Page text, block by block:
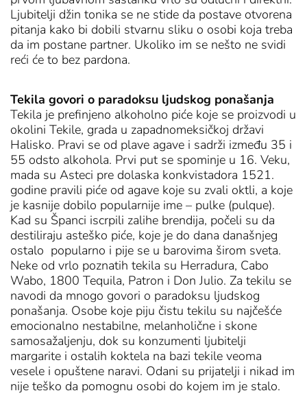
Ljubitelji džin tonika se ne stide da postave otvorena
pitanja kako bi dobili stvarnu sliku o osobi koja treba
da im postane partner. Ukoliko im se nešto ne svidi
reći će to bez pardona.
Tekila govori o paradoksu ljudskog ponašanja
Tekila je prefinjeno alkoholno piće koje se proizvodi u
okolini Tekile, grada u zapadnomeksičkoj državi
Halisko. Pravi se od plave agave i sadrži između 35 i
55 odsto alkohola. Prvi put se spominje u 16. Veku,
mada su Asteci pre dolaska konkvistadora 1521.
godine pravili piće od agave koje su zvali oktli, a koje
je kasnije dobilo popularnije ime – pulke (pulque).
Kad su Španci iscrpili zalihe brendija, počeli su da
destiliraju asteško piće, koje je do dana današnjeg
ostalo popularno i pije se u barovima širom sveta.
Neke od vrlo poznatih tekila su Herradura, Cabo
Wabo, 1800 Tequila, Patron i Don Julio. Za tekilu se
navodi da mnogo govori o paradoksu ljudskog
ponašanja. Osobe koje piju čistu tekilu su najčešće
emocionalno nestabilne, melanholične i skone
samosažaljenju, dok su konzumenti ljubitelji
margarite i ostalih koktela na bazi tekile veoma
vesele i opuštene naravi. Odani su prijatelji i nikad im
nije teško da pomognu osobi do kojem im je stalo.